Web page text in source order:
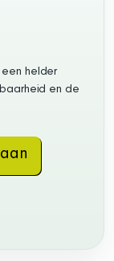
helder
en de